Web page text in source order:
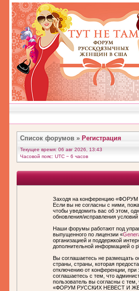
Список форумов » Регистрация
Текущее время: 06 авг 2026, 13:43
Часовой пояс: UTC − 6 часов
Заходя на конференцию
Если вы не согласны с ними,
чтобы уведомить вас об этом,
обновления/исправления
Наши форумы работают под
выпущенного по лицензии «
организацией и поддержкой
дополнительной информацией о
Вы соглашаетесь не размещать
страны, страны, которая
отключению от конференции,
соглашаетесь с тем, что
пользователь вы согласны с
«ФОРУМ РУССКИХ НЕВЕСТ И ЖЕН»,